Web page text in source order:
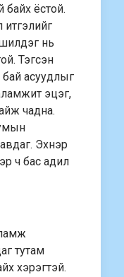
байх ёстой.
итгэлийг
нь
Тэгсэн
асуудлыг
эцэг,
чадна.
авдаг. Эхнэр
ч бас адил
тутам
хэрэгтэй.